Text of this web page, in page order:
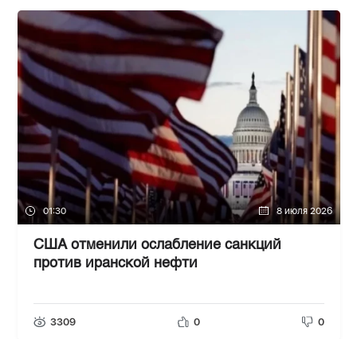
01:30 8 июля 2026
США отменили ослабление санкций
против иранской нефти
3309 0 0